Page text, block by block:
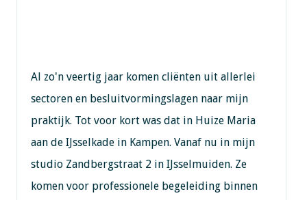
Al zo'n veertig jaar komen cliënten uit allerlei
sectoren en besluitvormingslagen naar mijn
praktijk. Tot voor kort was dat in Huize Maria
aan de IJsselkade in Kampen. Vanaf nu in mijn
studio Zandbergstraat 2 in IJsselmuiden. Ze
komen voor professionele begeleiding binnen